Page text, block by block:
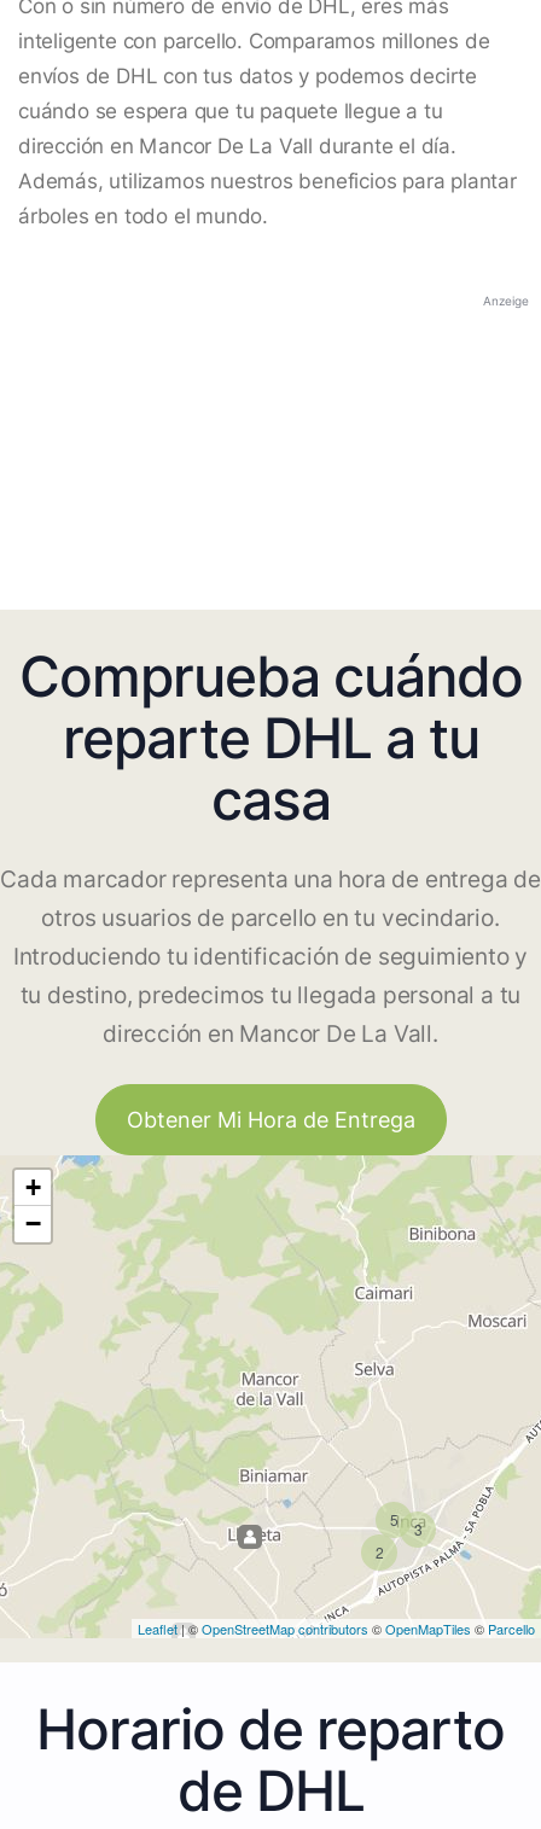
Con o sin número de envío de DHL, eres más
inteligente con parcello. Comparamos millones de
envíos de DHL con tus datos y podemos decirte
cuándo se espera que tu paquete llegue a tu
dirección en Mancor De La Vall durante el día.
Además, utilizamos nuestros beneficios para plantar
árboles en todo el mundo.
Anzeige
Comprueba cuándo
reparte DHL a tu
casa
Cada marcador representa una hora de entrega de
otros usuarios de parcello en tu vecindario.
Introduciendo tu identificación de seguimiento y
tu destino, predecimos tu llegada personal a tu
dirección en Mancor De La Vall.
Obtener Mi Hora de Entrega
3
2
5
+
−
Leaflet| ©OpenStreetMap contributors ©OpenMapTiles © Parcello
Horario de reparto
de DHL